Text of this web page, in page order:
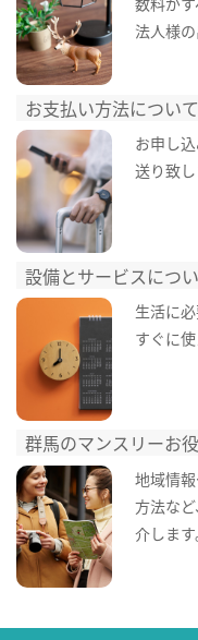
法人様
お支払い方法について
お申し
送り致し
設備とサービスにつ
生活に
すぐに
群馬のマンスリーお
地域情
方法な
介します